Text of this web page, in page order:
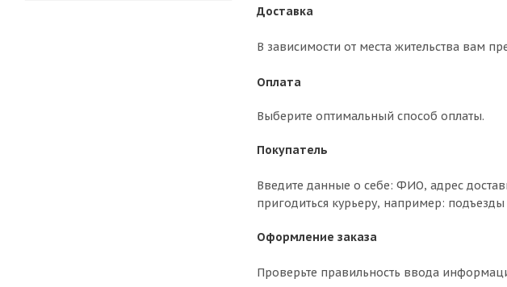
Доставка
В зависимости от места жительства вам
Оплата
Выберите оптимальный способ оплаты.
Покупатель
Введите данные о себе: ФИО, адрес
пригодиться курьеру, например:
Оформление заказа
Проверьте правильность ввода